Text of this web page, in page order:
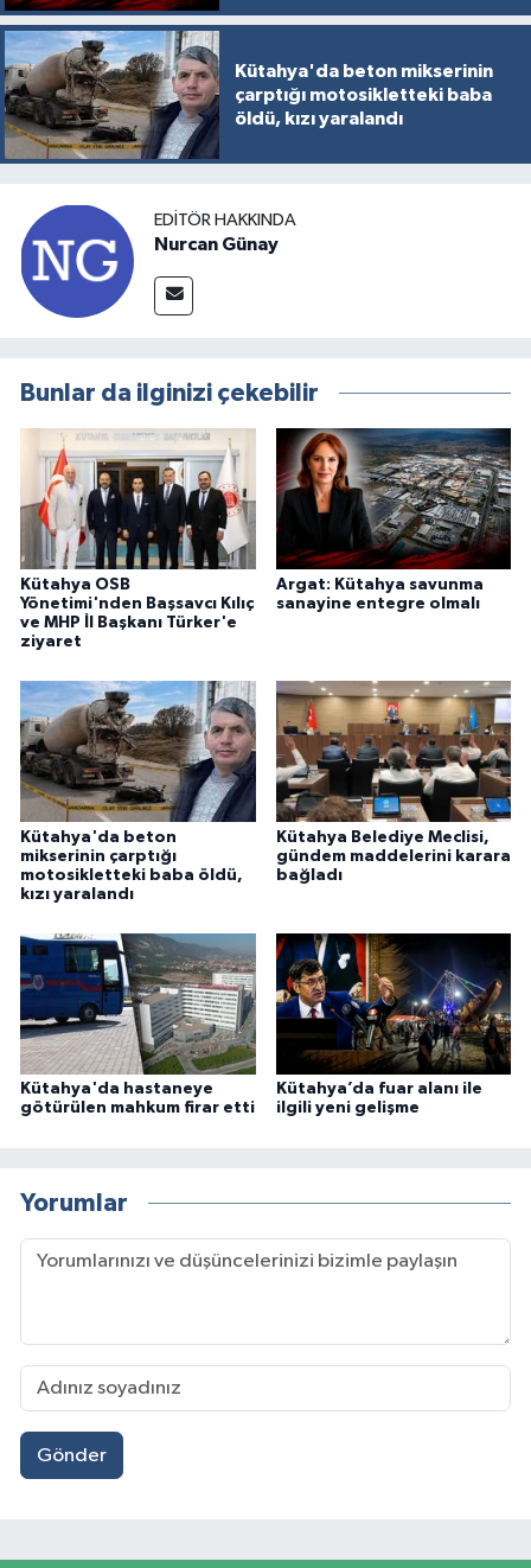
Kütahya'da beton mikserinin
çarptığı motosikletteki baba
öldü, kızı yaralandı
EDITÖR HAKKINDA
Nurcan Günay
Bunlar da ilginizi çekebilir
Kütahya OSB
Yönetimi'nden Başsavcı Kılıç
ve MHP İl Başkanı Türker'e
ziyaret
Argat: Kütahya savunma
sanayine entegre olmalı
Kütahya'da beton
mikserinin çarptığı
motosikletteki baba öldü,
kızı yaralandı
Kütahya Belediye Meclisi,
gündem maddelerini karara
bağladı
Kütahya'da hastaneye
götürülen mahkum firar etti
Kütahya’da fuar alanı ile
ilgili yeni gelişme
Yorumlar
Gönder